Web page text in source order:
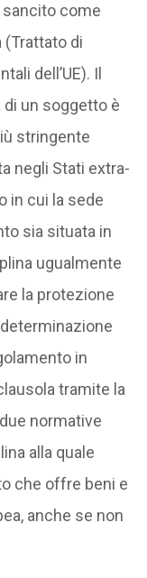
sancito come
di
dell’UE). Il
un soggetto è
stringente
negli Stati extra-
in cui la sede
sia situata in
ugualmente
la protezione
in
tramite la
normative
alla quale
che offre beni e
anche se non